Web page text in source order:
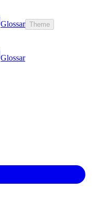
Glossar Theme
Glossar